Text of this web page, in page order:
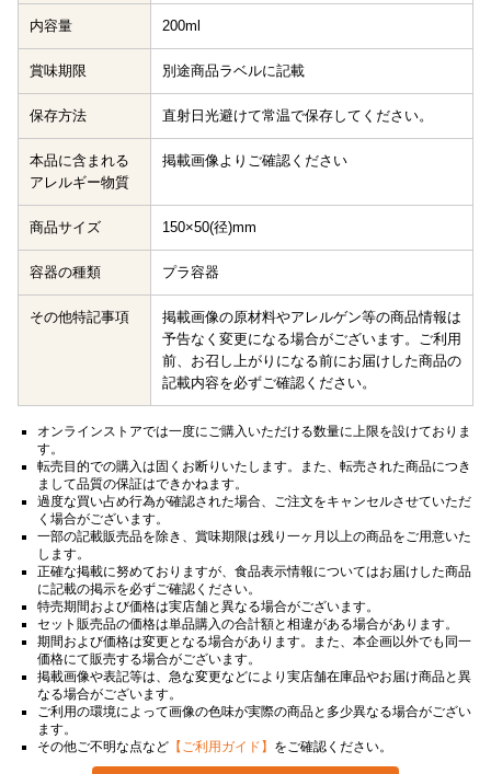
内容量 200ml
賞味期限 別途商品ラベルに記載
保存方法 直射日光避けて常温で保存してください。
本品に含まれる
アレルギー物質
掲載画像よりご確認ください
商品サイズ 150×50(径)mm
容器の種類 プラ容器
その他特記事項
掲載画像の原材料やアレルゲン等の商品情報は
予告なく変更になる場合がございます。ご利用
前、お召し上がりになる前にお届けした商品の
記載内容を必ずご確認ください。
オンラインストアでは一度にご購入いただける数量に上限を設けておりま
す。
転売目的での購入は固くお断りいたします。また、転売された商品につき
まして品質の保証はできかねます。
過度な買い占め行為が確認された場合、ご注文をキャンセルさせていただ
く場合がございます。
一部の記載販売品を除き、賞味期限は残り一ヶ月以上の商品をご用意いた
します。
正確な掲載に努めておりますが、食品表示情報についてはお届けした商品
に記載の掲示を必ずご確認ください。
特売期間および価格は実店舗と異なる場合がございます。
セット販売品の価格は単品購入の合計額と相違がある場合があります。
期間および価格は変更となる場合があります。また、本企画以外でも同一
価格にて販売する場合がございます。
掲載画像や表記等は、急な変更などにより実店舗在庫品やお届け商品と異
なる場合がございます。
ご利用の環境によって画像の色味が実際の商品と多少異なる場合がござい
ます。
その他ご不明な点など 【ご利用ガイド】 をご確認ください。